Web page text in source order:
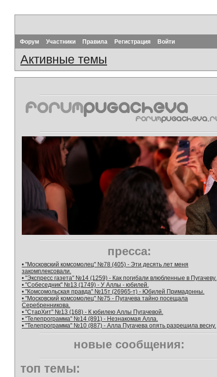
Форум Участники Правила Регистрация Войти
Активные темы
пресса:
• "Московский комсомолец" №78 (405) - Эти десять лет меня
закомплексовали.
• "Экспресс газета" №14 (1259) - Как погибали влюбленные в Пугачеву.
• "Собеседник" №13 (1749) - У Аллы - юбилей.
• "Комсомольская правда" №15т (26965-т) - Юбилей Примадонны.
• "Московский комсомолец" №75 - Пугачева тайно посещала
Серебренникова.
• "СтарХит" №13 (168) - К юбилею Аллы Пугачевой.
• "Телепрограмма" №14 (891) - Незнакомая Алла.
• "Телепрограмма" №10 (887) - Алла Пугачева опять разрешила весну.
новые сообщения:
топ темы: